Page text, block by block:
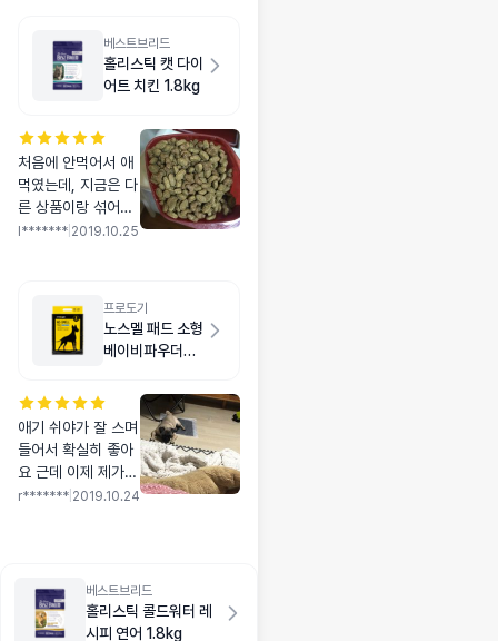
베스트브리드
홀리스틱 캣 다이
어트 치킨 1.8kg
처음에 안먹어서 애
먹였는데, 지금은 다
른 상품이랑 섞어주
니 잘 먹네요. 이건
l******* 2019.10.25
프로도기
노스멜 패드 소형
베이비파우더향
애기 쉬야가 잘 스며
들어서 확실히 좋아
요 근데 이제 제가
실수로 밟으면 음 안
r******* 2019.10.24
베스트브리드
홀리스틱 콜드워터 레
시피 연어 1.8kg